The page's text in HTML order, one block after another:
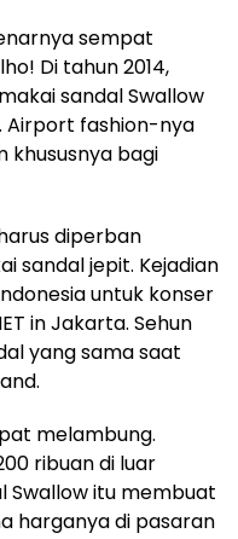
sempat
Di tahun 2014,
sandal Swallow
Airport fashion-nya
khususnya bagi
diperban
sandal jepit. Kejadian
untuk konser
in Jakarta. Sehun
yang sama saat
melambung.
ribuan di luar
Swallow itu membuat
harganya di pasaran